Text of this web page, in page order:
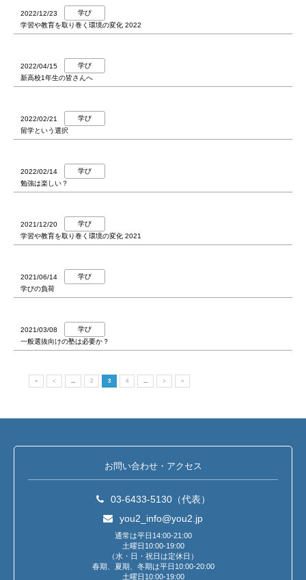
2022/12/23
学び
学習や教育を取り巻く環境の変化 2022
2022/04/15
学び
新高校1年生の皆さんへ
2022/02/21
学び
留学という選択
2022/02/14
学び
勉強は楽しい？
2021/12/20
学び
学習や教育を取り巻く環境の変化 2021
2021/06/14
学び
学びの負荷
2021/03/08
学び
一般選抜向けの塾は必要か？
« < ... 2 3 4 ... > »
お問い合わせ・アクセス
03-6433-5130（代表）
you2_info@you2.jp
通常は平日14:00-21:00
土曜日10:00-19:00
（水・日・祝日は定休日）
春期、夏期、冬期は平日10:00-20:00
土曜日10:00-19:00